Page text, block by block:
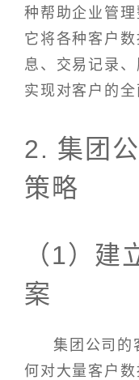
种帮助企业管理
它将各种客户
息、交易记录、
实现对客户的全
2. 集团
策略
（1）建
案
集团公司的
何对大量客户